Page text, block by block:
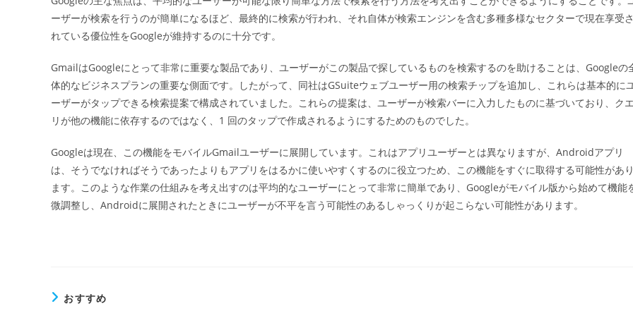
日:
ゴ
リ
ーザーが検索を行うのが簡単になるほど、最終的に検索が行われ、それ自体が検索エンジンを含む多種多様なセクターで現在享受さ
れている優位性をGoogleが維持するのに十分です。
GmailはGoogleにとって非常に重要な製品であり、ユーザーがこの製品で探しているものを検索するのを助けることは、Googleの
体的なビジネスプランの重要な側面です。したがって、同社はGSuiteウェブユーザー用の検索チップを追加し、これらは基本的に
ーザーがタップできる検索提案で構成されていました。これらの提案は、ユーザーが検索バーに入力したものに基づいており、クエ
リが他の機能に依存するのではなく、1 回のタップで作成されるようにするためのものでした。
Googleは現在、この機能をモバイルGmailユーザーに展開しています。これはアプリユーザーとは異なりますが、Androidアプリ
は、そうでなければそうであったよりもアプリをはるかに使いやすくするのに役立つため、この機能をすぐに取得する可能性があり
ます。このような作業の仕組みを考え出すのは平均的なユーザーにとって非常に簡単であり、Googleがモバイル版から始めて機能
微調整し、Androidに展開されたときにユーザーが不平を言う可能性のあるしゃっくりが起こらない可能性があります。
おすすめ